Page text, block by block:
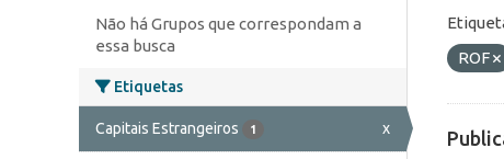
Não há Grupos que correspondam a
essa busca
Etiquetas
Capitais Estrangeiros 1 x
ROF